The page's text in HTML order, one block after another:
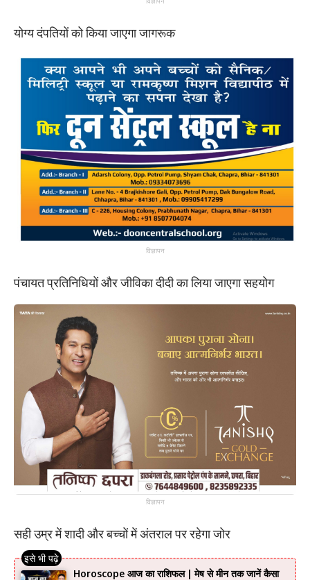
योग्य दंपतियों को किया जाएगा जागरूक
विज्ञापन
पंचायत प्रतिनिधियों और जीविका दीदी का लिया जाएगा सहयोग
विज्ञापन
सही उम्र में शादी और बच्चों में अंतराल पर रहेगा जोर
Horoscope आज का राशिफल | मेष से मीन तक जानें कैसा